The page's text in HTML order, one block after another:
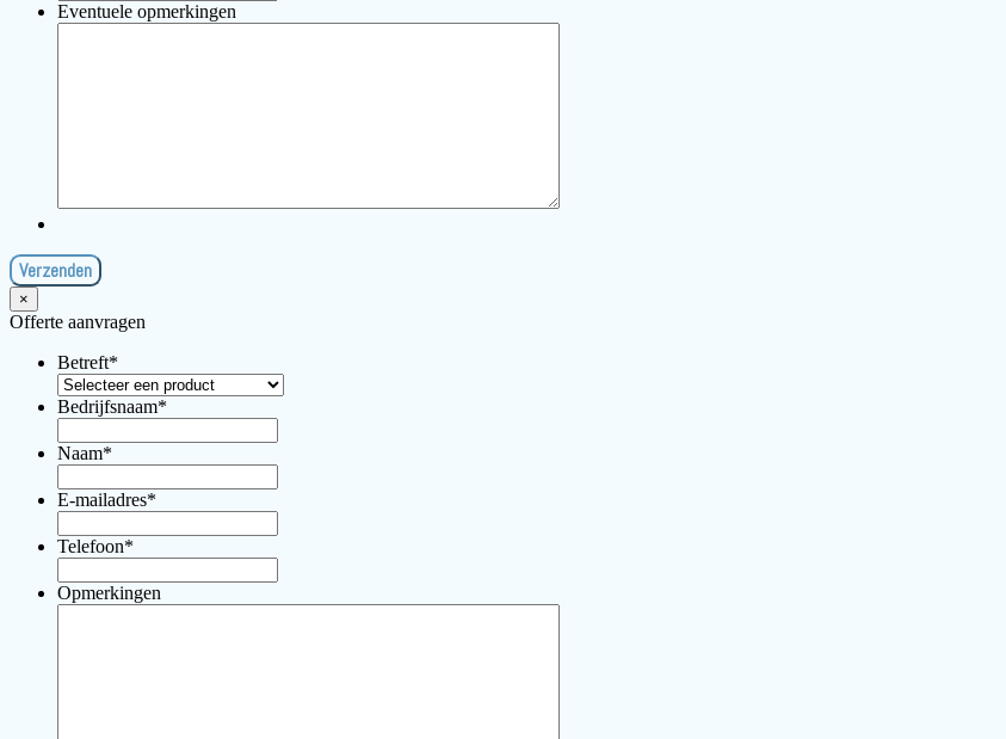
Eventuele opmerkingen
×
Offerte aanvragen
Betreft*
Bedrijfsnaam*
Naam*
E-mailadres*
Telefoon*
Opmerkingen